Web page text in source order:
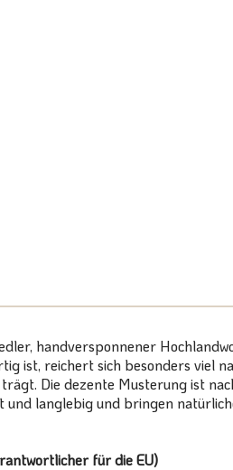
handversponnener
ist, reichert sich besonders viel
Die dezente Musterung ist
langlebig und bringen
für die EU)